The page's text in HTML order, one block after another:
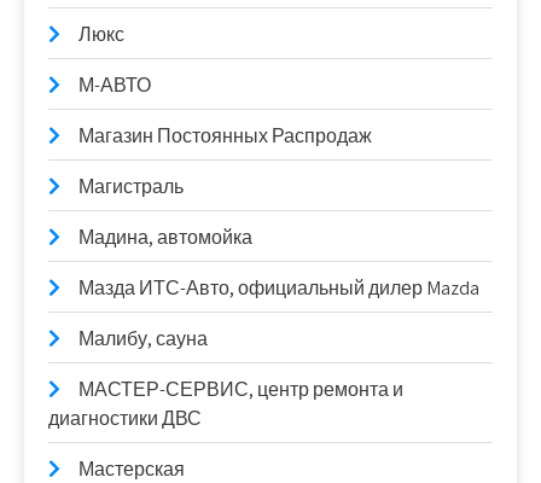
Люкс
М-АВТО
Магазин Постоянных Распродаж
Магистраль
Мадина, автомойка
Мазда ИТС-Авто, официальный дилер Mazda
Малибу, сауна
МАСТЕР-СЕРВИС, центр ремонта и
диагностики ДВС
Мастерская